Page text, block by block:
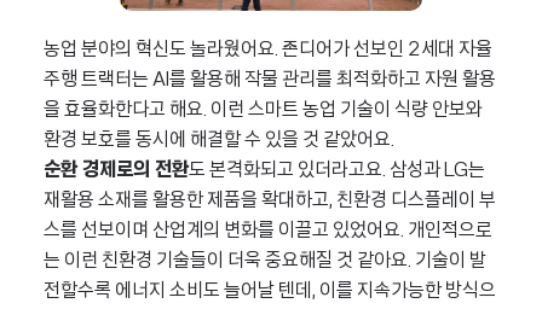
농업 분야의 혁신도 놀라웠어요. 존디어가 선보인 2세대 자율
주행 트랙터는 AI를 활용해 작물 관리를 최적화하고 자원 활용
을 효율화한다고 해요. 이런 스마트 농업 기술이 식량 안보와
환경 보호를 동시에 해결할 수 있을 것 같았어요.
순환 경제로의 전환도 본격화되고 있더라고요. 삼성과 LG는
재활용 소재를 활용한 제품을 확대하고, 친환경 디스플레이 부
스를 선보이며 산업계의 변화를 이끌고 있었어요. 개인적으로
는 이런 친환경 기술들이 더욱 중요해질 것 같아요. 기술이 발
전할수록 에너지 소비도 늘어날 텐데, 이를 지속가능한 방식으